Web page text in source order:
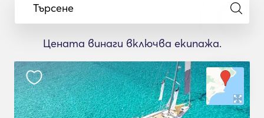
Търсене
Цената винаги включва екипажа.